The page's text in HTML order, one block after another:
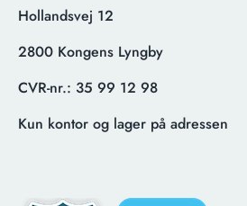
Hollandsvej 12
2800 Kongens Lyngby
CVR-nr.: 35 99 12 98
Kun kontor og lager på adressen